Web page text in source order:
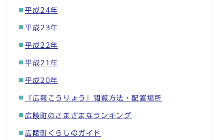
平成24年
平成23年
平成22年
平成21年
平成20年
『広報こうりょう』閲覧方法・配置場所
広陵町のさまざまなランキング
広陵町くらしのガイド